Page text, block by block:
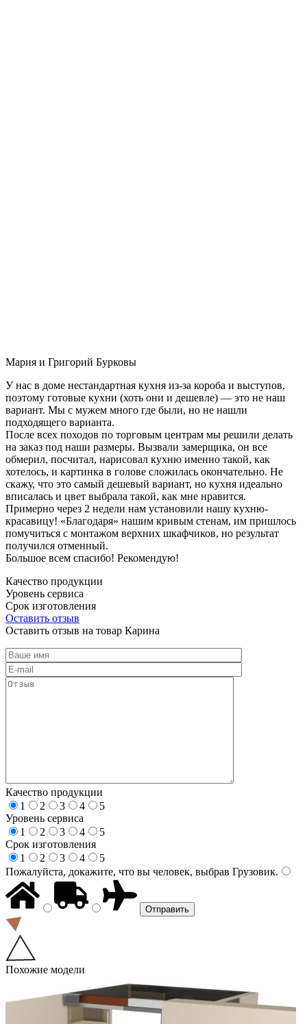
Мария и Григорий Бурковы
У нас в доме нестандартная кухня из-за короба и выступов,
поэтому готовые кухни (хоть они и дешевле) — это не наш
вариант. Мы с мужем много где были, но не нашли
подходящего варианта.
После всех походов по торговым центрам мы решили делать
на заказ под наши размеры. Вызвали замерщика, он все
обмерил, посчитал, нарисовал кухню именно такой, как
хотелось, и картинка в голове сложилась окончательно. Не
скажу, что это самый дешевый вариант, но кухня идеально
вписалась и цвет выбрала такой, как мне нравится.
Примерно через 2 недели нам установили нашу кухню-
красавицу! «Благодаря» нашим кривым стенам, им пришлось
помучиться с монтажом верхних шкафчиков, но результат
получился отменный.
Большое всем спасибо! Рекомендую!
Качество продукции
Уровень сервиса
Срок изготовления
Оставить отзыв
Оставить отзыв на товар Карина
Качество продукции
1
2 3 4
5
Уровень сервиса
1
2 3 4
5
Срок изготовления
1
2 3 4
5
Пожалуйста, докажите, что вы человек, выбрав Грузовик.
Похожие модели